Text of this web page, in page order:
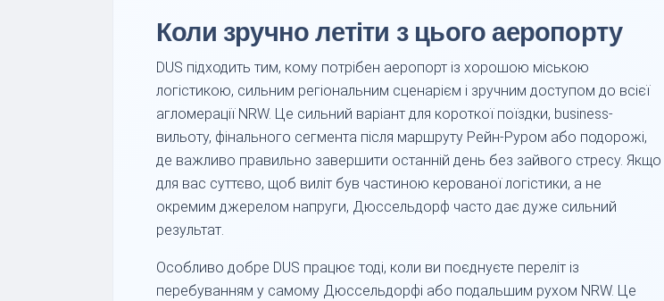
Коли зручно летіти з цього аеропорту
DUS підходить тим, кому потрібен аеропорт із хорошою міською
логістикою, сильним регіональним сценарієм і зручним доступом до всієї
агломерації NRW. Це сильний варіант для короткої поїздки, business-
вильоту, фінального сегмента після маршруту Рейн-Руром або подорожі,
де важливо правильно завершити останній день без зайвого стресу. Якщо
для вас суттєво, щоб виліт був частиною керованої логістики, а не
окремим джерелом напруги, Дюссельдорф часто дає дуже сильний
результат.
Особливо добре DUS працює тоді, коли ви поєднуєте переліт із
перебуванням у самому Дюссельдорфі або подальшим рухом NRW. Це